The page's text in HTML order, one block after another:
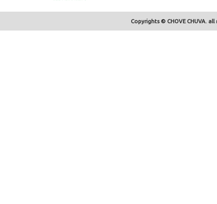
Copyrights © CHOVE CHUVA.